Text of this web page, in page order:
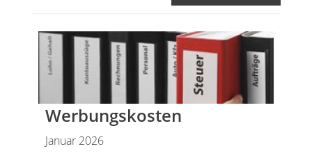
Werbungskosten
Januar 2026